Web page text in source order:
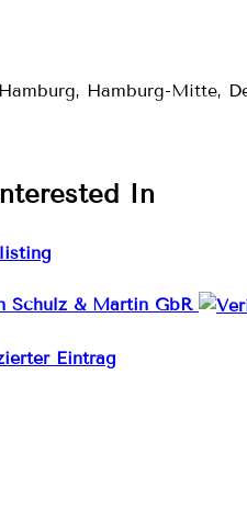
Hamburg-Mitte,
In
Schulz & Martin GbR